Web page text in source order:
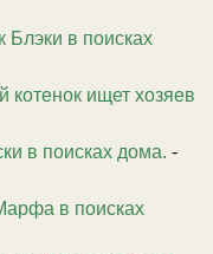
Блэки в поисках
котенок ищет хозяев
в поисках дома. -
в поисках